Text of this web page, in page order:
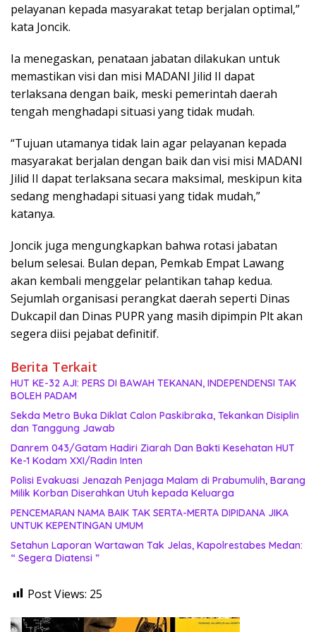
pelayanan kepada masyarakat tetap berjalan optimal,”
kata Joncik.
Ia menegaskan, penataan jabatan dilakukan untuk
memastikan visi dan misi MADANI Jilid II dapat
terlaksana dengan baik, meski pemerintah daerah
tengah menghadapi situasi yang tidak mudah.
“Tujuan utamanya tidak lain agar pelayanan kepada
masyarakat berjalan dengan baik dan visi misi MADANI
Jilid II dapat terlaksana secara maksimal, meskipun kita
sedang menghadapi situasi yang tidak mudah,”
katanya.
Joncik juga mengungkapkan bahwa rotasi jabatan
belum selesai. Bulan depan, Pemkab Empat Lawang
akan kembali menggelar pelantikan tahap kedua.
Sejumlah organisasi perangkat daerah seperti Dinas
Dukcapil dan Dinas PUPR yang masih dipimpin Plt akan
segera diisi pejabat definitif.
Berita Terkait
HUT KE-32 AJI: PERS DI BAWAH TEKANAN, INDEPENDENSI TAK
BOLEH PADAM
Sekda Metro Buka Diklat Calon Paskibraka, Tekankan Disiplin
dan Tanggung Jawab
Danrem 043/Gatam Hadiri Ziarah Dan Bakti Kesehatan HUT
Ke-1 Kodam XXI/Radin Inten
Polisi Evakuasi Jenazah Penjaga Malam di Prabumulih, Barang
Milik Korban Diserahkan Utuh kepada Keluarga
PENCEMARAN NAMA BAIK TAK SERTA-MERTA DIPIDANA JIKA
UNTUK KEPENTINGAN UMUM
Setahun Laporan Wartawan Tak Jelas, Kapolrestabes Medan:
“ Segera Diatensi ”
Post Views: 25